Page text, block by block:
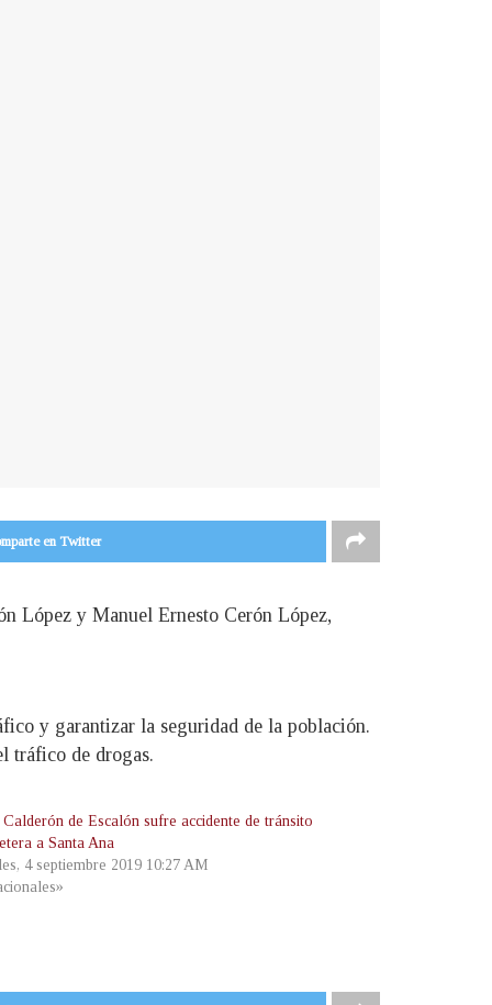
en Twitter
López y Manuel Ernesto Cerón López,
y garantizar la seguridad de la población.
tráfico de drogas.
de Escalón sufre accidente de tránsito
a Santa Ana
4 septiembre 2019 10:27 AM